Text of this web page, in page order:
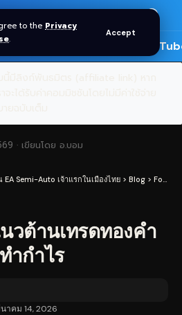
to the Privacy
.
Accept
🎬
· เขียนโดย อ.บอม
Semi-Auto เจ้าแรกในเมืองไทย > Blog > Forex Trading
วต้านเทรดทองคำ
ำกำไร
าคม 14, 2026